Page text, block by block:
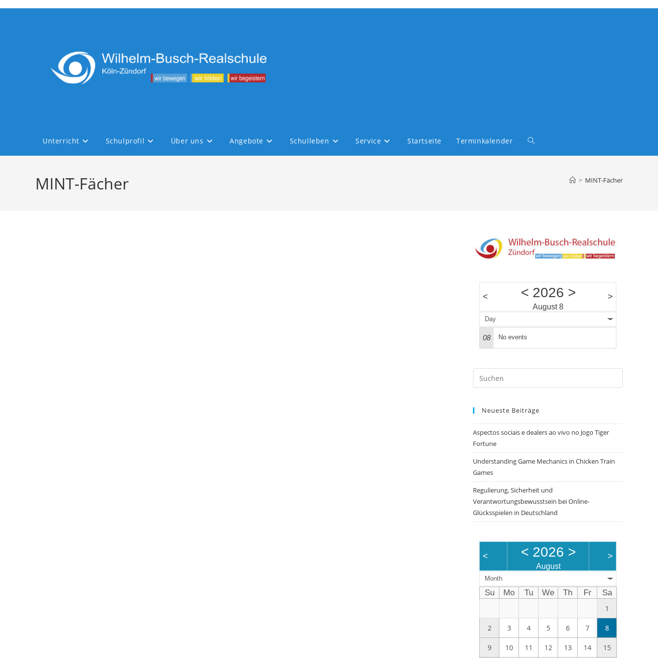
Unterricht Schulprofil Über uns Angebote Schulleben Service Startseite Terminkalender Website-
MINT-Fächer > MINT-Fächer
< < 2026 >
August 8
>
Day
08 No events
Escape
Neueste Beiträge
Aspectos sociais e dealers ao vivo no Jogo Tiger
Fortune
Understanding Game Mechanics in Chicken Train
Games
Regulierung, Sicherheit und
Verantwortungsbewusstsein bei Online-
Glücksspielen in Deutschland
< < 2026 >
August
>
Month
Su Mo Tu We Th Fr
Sa
1
2 3 4 5 6 7 8
9 10 11 12 13 14 15